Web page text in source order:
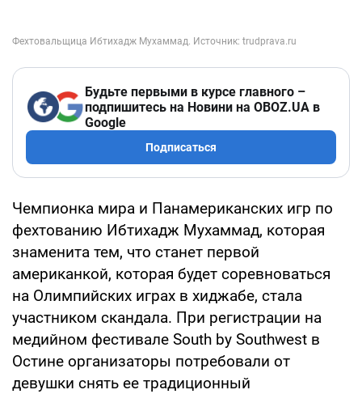
Будьте первыми в курсе главного –
подпишитесь на Новини на OBOZ.UA в
Google
Подписаться
Чемпионка мира и Панамериканских игр по
фехтованию Ибтихадж Мухаммад, которая
знаменита тем, что станет первой
американкой, которая будет соревноваться
на Олимпийских играх в хиджабе, стала
участником скандала. При регистрации на
медийном фестивале South by Southwest в
Остине организаторы потребовали от
девушки снять ее традиционный